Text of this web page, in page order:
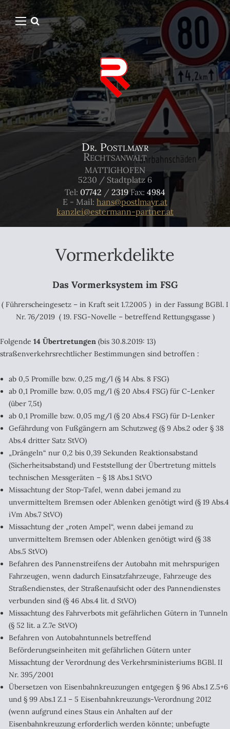
Dr. Postlmayr
Rechtsanwalt
MATTIGHOFEN
5230 / Stadtplatz 6
Tel: 07742 / 2319Fax: 4984
E - Mail: hans@postlmayr.at
kanzlei@estermann-partner.at
Vormerkdelikte
Das Vormerksystem im FSG
( Führerscheingesetz – in Kraft seit 1.7.2005 ) in der Fassung BGBl. I
Nr. 76/2019 ( 19. FSG-Novelle – betreffend Rettungsgasse )
Folgende 14 Übertretungen (bis 30.8.2019: 13)
straßenverkehrsrechtlicher Bestimmungen sind betroffen :
ab 0,5 Promille bzw. 0,25 mg/l (§ 14 Abs. 8 FSG)
ab 0,1 Promille bzw. 0,05 mg/l (§ 20 Abs.4 FSG) für C-Lenker
(über 7,5t)
ab 0,1 Promille bzw. 0,05 mg/l (§ 20 Abs.4 FSG) für D-Lenker
Gefährdung von Fußgängern am Schutzweg (§ 9 Abs.2 oder § 38
Abs.4 dritter Satz StVO)
„Drängeln“ nur 0,2 bis 0,39 Sekunden Reaktionsabstand
(Sicherheitsabstand) und Feststellung der Übertretung mittels
technischen Messgeräten – § 18 Abs.1 StVO
Missachtung der Stop-Tafel, wenn dabei jemand zu
unvermitteltem Bremsen oder Ablenken genötigt wird (§ 19 Abs.4
iVm Abs.7 StVO)
Missachtung der „roten Ampel“, wenn dabei jemand zu
unvermitteltem Bremsen oder Ablenken genötigt wird (§ 38
Abs.5 StVO)
Befahren des Pannenstreifens der Autobahn mit mehrspurigen
Fahrzeugen, wenn dadurch Einsatzfahrzeuge, Fahrzeuge des
Straßendienstes, der Straßenaufsicht oder des Pannendienstes
verbunden sind (§ 46 Abs.4 lit. d StVO)
Missachtung des Fahrverbots mit gefährlichen Gütern in Tunneln
(§ 52 lit. a Z.7e StVO)
Befahren von Autobahntunnels betreffend
Beförderungseinheiten mit gefährlichen Gütern unter
Missachtung der Verordnung des Verkehrsministeriums BGBl. II
Nr. 395/2001
Übersetzen von Eisenbahnkreuzungen entgegen § 96 Abs.1 Z.5+6
und § 99 Abs.1 Z.1 – 5 Eisenbahnkreuzungs-Verordnung 2012
(wenn aufgrund eines Staus ein Anhalten auf der
Eisenbahnkreuzung erforderlich werden könnte; unbefugte